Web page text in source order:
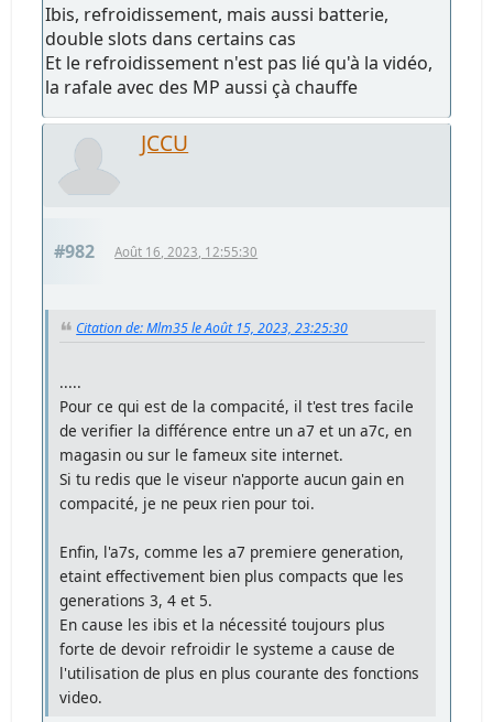
Ibis, refroidissement, mais aussi batterie,
double slots dans certains cas
Et le refroidissement n'est pas lié qu'à la vidéo,
la rafale avec des MP aussi çà chauffe
JCCU
#982 Août 16, 2023, 12:55:30
Citation de: Mlm35 le Août 15, 2023, 23:25:30
.....
Pour ce qui est de la compacité, il t'est tres facile
de verifier la différence entre un a7 et un a7c, en
magasin ou sur le fameux site internet.
Si tu redis que le viseur n'apporte aucun gain en
compacité, je ne peux rien pour toi.
Enfin, l'a7s, comme les a7 premiere generation,
etaint effectivement bien plus compacts que les
generations 3, 4 et 5.
En cause les ibis et la nécessité toujours plus
forte de devoir refroidir le systeme a cause de
l'utilisation de plus en plus courante des fonctions
video.